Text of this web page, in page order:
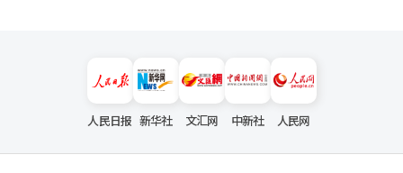
人民日报 新华社 文汇网 中新社 人民网